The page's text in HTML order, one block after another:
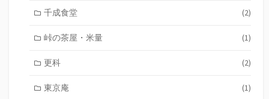
千成食堂 (2)
峠の茶屋・米量 (1)
更科 (2)
東京庵 (1)